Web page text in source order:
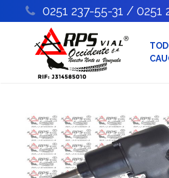
0251 237-55-31 /